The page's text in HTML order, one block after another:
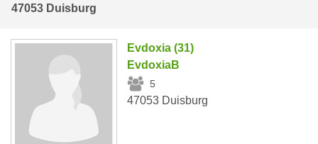
47053 Duisburg
Evdoxia (31)
EvdoxiaB
5
47053 Duisburg